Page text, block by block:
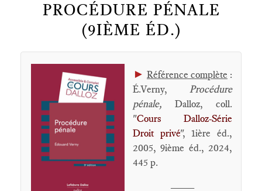
PROCÉDURE PÉNALE
(9IÈME ÉD.)
► Référence complète :
É.Verny, Procédure
pénale, Dalloz, coll.
"Cours Dalloz-Série
Droit privé", 1ière éd.,
2005, 9ième éd., 2024,
445 p.